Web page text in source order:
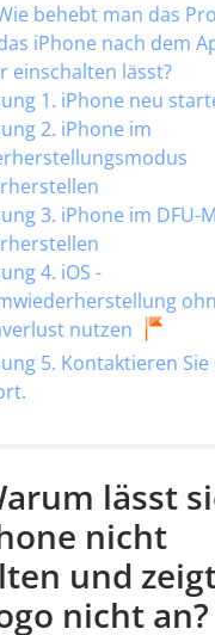
behebt man das
iPhone nach dem
einschalten lässt?
1. iPhone neu
2. iPhone im
3. iPhone im DFU-
4. iOS -
nutzen
5. Kontaktieren
lässt
nicht
und
nicht an?